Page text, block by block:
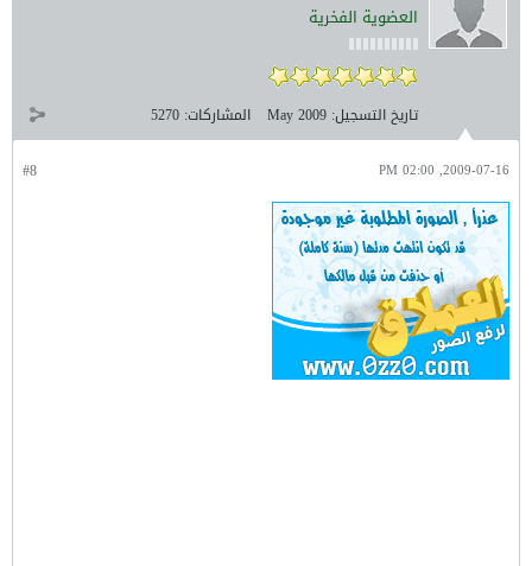
العضوية الفخرية
تاريخ التسجيل: May 2009 المشاركات: 5270
#8 2009-07-16, 02:00 PM